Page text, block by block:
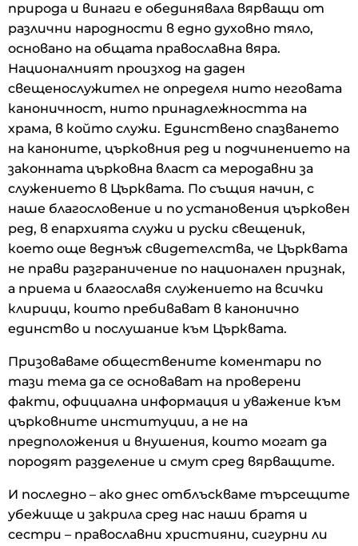
природа и винаги е обединявала вярващи от
различни народности в едно духовно тяло,
основано на общата православна вяра.
Националният произход на даден
свещенослужител не определя нито неговата
каноничност, нито принадлежността на
храма, в който служи. Единствено спазването
на каноните, църковния ред и подчинението на
законната църковна власт са меродавни за
служението в Църквата. По същия начин, с
наше благословение и по установения църковен
ред, в епархията служи и руски свещеник,
което още веднъж свидетелства, че Църквата
не прави разграничение по национален признак,
а приема и благославя служението на всички
клирици, които пребивават в канонично
единство и послушание към Църквата.
Призоваваме обществените коментари по
тази тема да се основават на проверени
факти, официална информация и уважение към
църковните институции, а не на
предположения и внушения, които могат да
породят разделение и смут сред вярващите.
И последно – ако днес отблъскваме търсещите
убежище и закрила сред нас наши братя и
сестри – православни християни, сигурни ли